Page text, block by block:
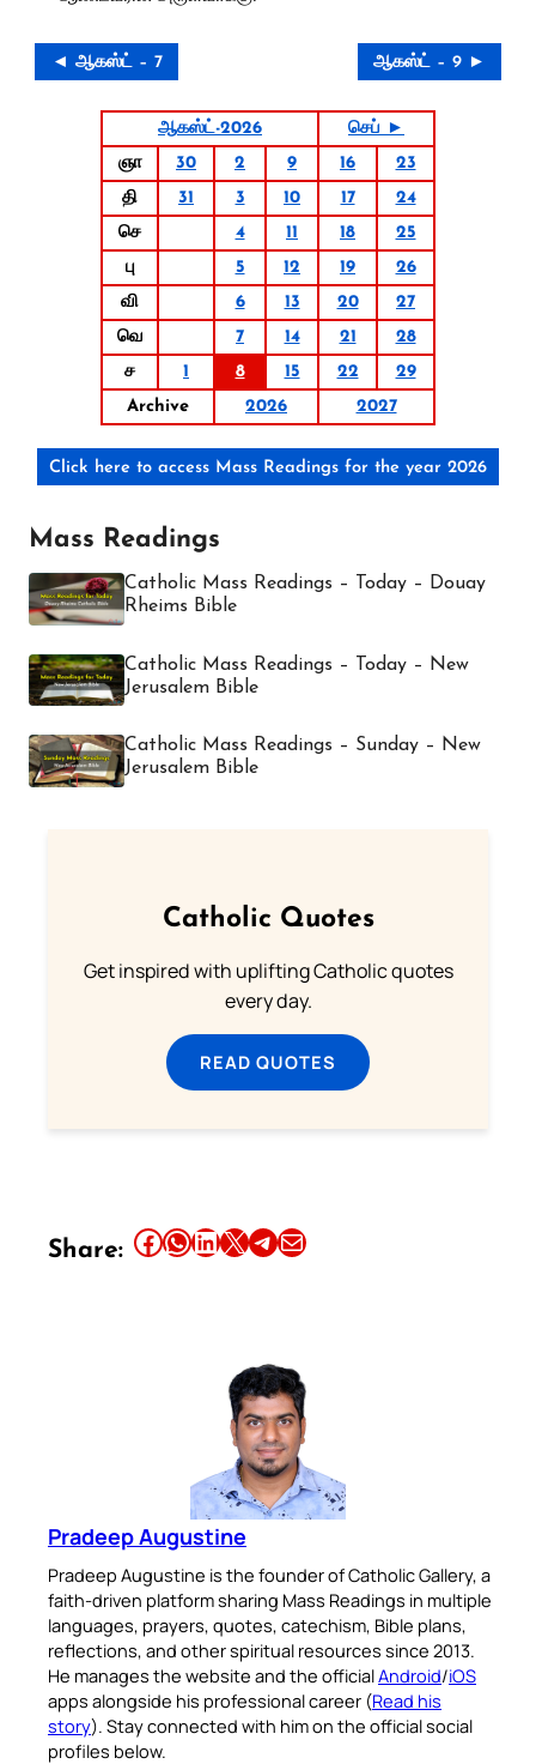
◄ ஆகஸ்ட் – 7 ஆகஸ்ட் – 9 ►
ஆகஸ்ட்-2026
செப் ►
ஞா
30 2 9 16
23
தி
31 3 10 17
24
செ
4 11 18
25
பு
5 12 19
26
வி
6 13 20
27
வெ
7 14 21
28
ச
1 8 15 22
29
Archive
2026 2027
Click here to access Mass Readings for the year 2026
Mass Readings
Catholic Mass Readings – Today – Douay
Rheims Bible
Catholic Mass Readings – Today – New
Jerusalem Bible
Catholic Mass Readings – Sunday – New
Jerusalem Bible
Catholic Quotes
Get inspired with uplifting Catholic quotes
every day.
READ QUOTES
Share: Share this article on Facebook Share this article on WhatsApp Share this article on LinkedIn Share this article on X Share this article on TelegramEmail this Article
Pradeep Augustine
Pradeep Augustine is the founder of Catholic Gallery, a
faith-driven platform sharing Mass Readings in multiple
languages, prayers, quotes, catechism, Bible plans,
reflections, and other spiritual resources since 2013.
He manages the website and the officialAndroid/iOS
apps alongside his professional career (Read his
story). Stay connected with him on the official social
profiles below.